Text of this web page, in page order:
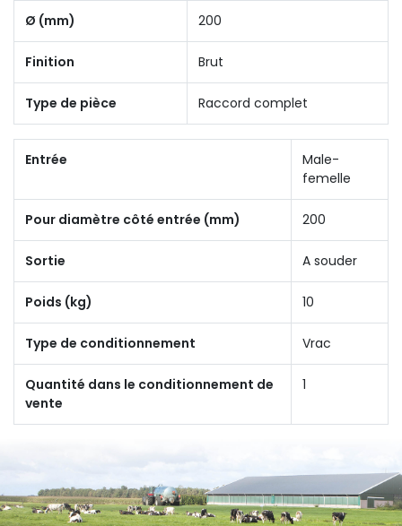
Ø (mm) 200
Finition Brut
Type de pièce Raccord complet
Entrée
Male-
femelle
Pour diamètre côté entrée (mm) 200
Sortie A souder
Poids (kg) 10
Type de conditionnement Vrac
Quantité dans le conditionnement de
vente
1